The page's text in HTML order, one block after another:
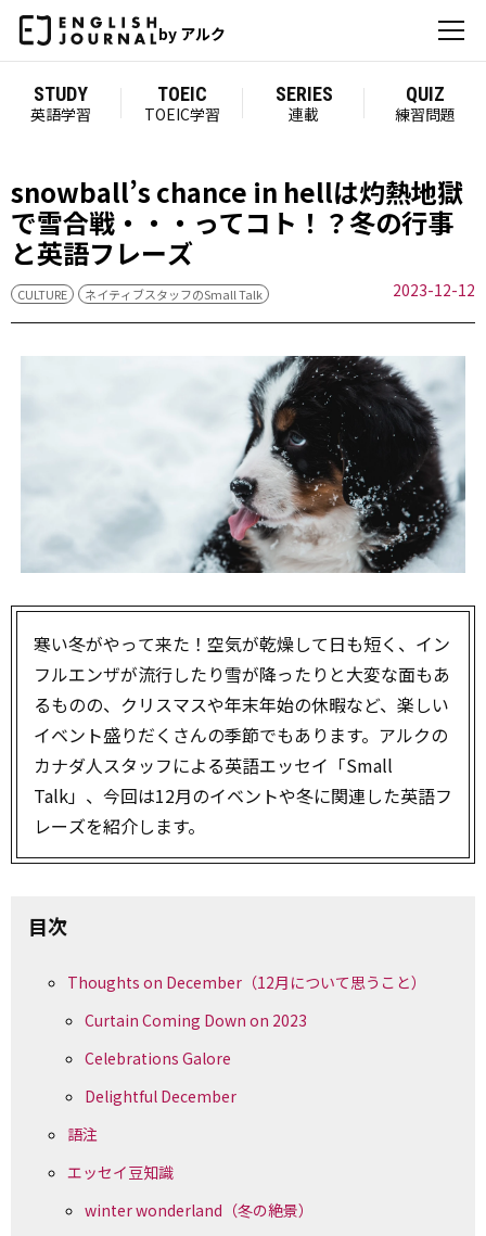
by アルク
STUDY
英語学習
TOEIC
TOEIC学習
SERIES
連載
QUIZ
練習問題
snowball’s chance in hellは灼熱地獄
で雪合戦・・・ってコト！？冬の行事
と英語フレーズ
CULTURE ネイティブスタッフのSmall Talk 2023-12-12
寒い冬がやって来た！空気が乾燥して日も短く、イン
フルエンザが流行したり雪が降ったりと大変な面もあ
るものの、クリスマスや年末年始の休暇など、楽しい
イベント盛りだくさんの季節でもあります。アルクの
カナダ人スタッフによる英語エッセイ「Small
Talk」、今回は12月のイベントや冬に関連した英語フ
レーズを紹介します。
目次
Thoughts on December（12月について思うこと）
Curtain Coming Down on 2023
Celebrations Galore
Delightful December
語注
エッセイ豆知識
winter wonderland（冬の絶景）